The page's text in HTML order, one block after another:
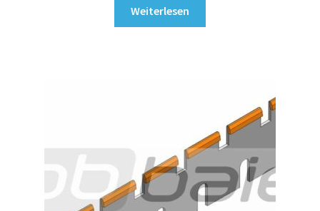
Weiterlesen